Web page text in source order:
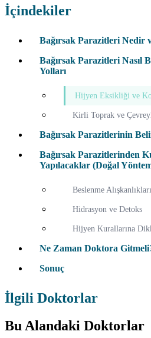
İçindekiler
Bağırsak Parazitleri Nedir
Bağırsak Parazitleri Nasıl
Yolları
Hijyen Eksikliği ve
Kirli Toprak ve
Bağırsak Parazitlerinin
Bağırsak Parazitlerinden
Yapılacaklar (Doğal
Beslenme
Hidrasyon ve Detoks
Hijyen Kurallarına
Ne Zaman Doktora
Sonuç
İlgili Doktorlar
Bu Alandaki Doktorlar